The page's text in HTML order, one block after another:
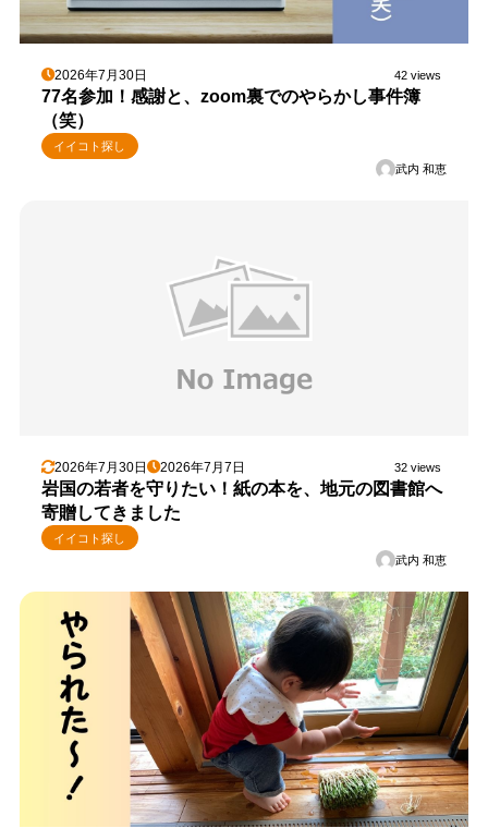
2026年7月30日 42 views
77名参加！感謝と、zoom裏でのやらかし事件簿
（笑）
イイコト探し
武内 和恵
2026年7月30日 2026年7月7日 32 views
岩国の若者を守りたい！紙の本を、地元の図書館へ
寄贈してきました
イイコト探し
武内 和恵